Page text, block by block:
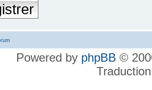
Powered by phpBB ©